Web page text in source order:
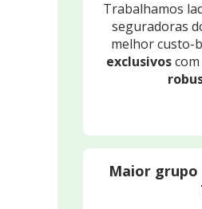
Trabalhamos
seguradoras
melhor custo-
exclusivos
Maior